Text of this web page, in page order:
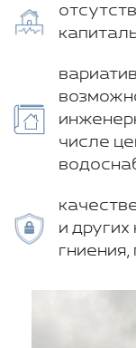
числе
и других
гниения,